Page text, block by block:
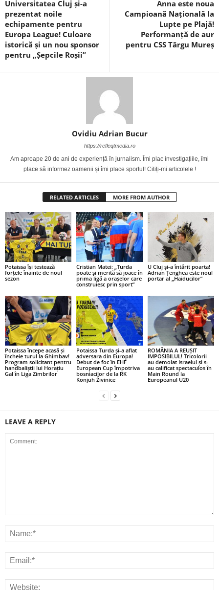
Universitatea Cluj și-a
prezentat noile
echipamente pentru
Europa League! Culoare
istorică și un nou sponsor
pentru „Șepcile Roșii”
Anna este noua
Campioană Națională la
Lupte pe Plajă!
Performanță de aur
pentru CSS Târgu Mureș
Ovidiu Adrian Bucur
https://refleqtmedia.ro
Am aproape 20 de ani de experiență în jurnalism. Îmi plac investigațiile, îmi
place să informez oamenii și îmi place sportul! Citiți-mi articolele !
RELATED ARTICLES MORE FROM AUTHOR
Potaissa își testează
forțele înainte de noul
sezon
Cristian Matei: „Turda
poate și merită să joace în
prima ligă a orașelor care
construiesc prin sport”
U Cluj și-a întărit poarta!
Adrian Țenghea este noul
portar al „Haiducilor”
Potaissa începe acasă și
încheie turul la Ghimbav!
Program solicitant pentru
handbaliștii lui Horațiu
Gal în Liga Zimbrilor
Potaissa Turda și-a aflat
adversara din Europa!
Debut de foc în EHF
European Cup împotriva
bosniacilor de la RK
Konjuh Živinice
ROMÂNIA A REUȘIT
IMPOSIBILUL! Tricolorii
au demolat Israelul și s-
au calificat spectaculos în
Main Round la
Europeanul U20
LEAVE A REPLY